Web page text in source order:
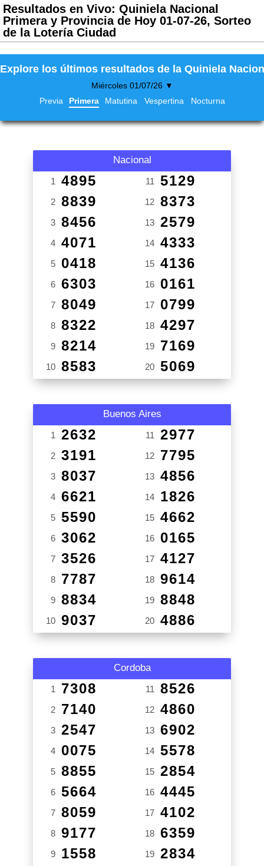
Resultados en Vivo: Quiniela Nacional
Primera y Provincia de Hoy 01-07-26, Sorteo
de la Lotería Ciudad
Explore los últimos resultados de la Quiniela
Miércoles 01/07/26 ▼
Previa
Primera Matutina Vespertina Nocturna
Nacional
1 4895
2 8839
3 8456
4 4071
5 0418
6 6303
7 8049
8 8322
9 8214
10 8583
11 5129
12 8373
13 2579
14 4333
15 4136
16 0161
17 0799
18 4297
19 7169
20 5069
Buenos Aires
1 2632
2 3191
3 8037
4 6621
5 5590
6 3062
7 3526
8 7787
9 8834
10 9037
11 2977
12 7795
13 4856
14 1826
15 4662
16 0165
17 4127
18 9614
19 8848
20 4886
Cordoba
1 7308
2 7140
3 2547
4 0075
5 8855
6 5664
7 8059
8 9177
9 1558
11 8526
12 4860
13 6902
14 5578
15 2854
16 4445
17 4102
18 6359
19 2834